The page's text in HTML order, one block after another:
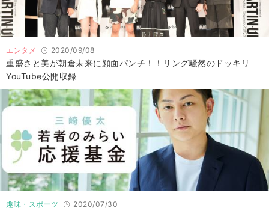
エンタメ 2020/09/08
重盛さと美が朝倉未来に顔面パンチ！！リング騒然のドッキリ
YouTube公開収録
趣味・スポーツ 2020/07/30